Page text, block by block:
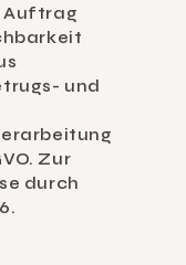
Auftrag
und
Zur
durch